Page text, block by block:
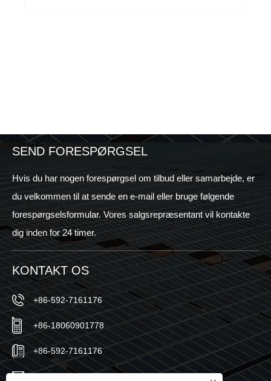
SEND FORESPØRGSEL
Hvis du har nogen forespørgsel om tilbud eller samarbejde, er
du velkommen til at sende en e-mail eller bruge følgende
forespørgselsformular. Vores salgsrepræsentant vil kontakte
dig inden for 24 timer.
KONTAKT OS
+86-592-7161176
+86-18060901778
+86-592-7161176
sales@sic-solar.com